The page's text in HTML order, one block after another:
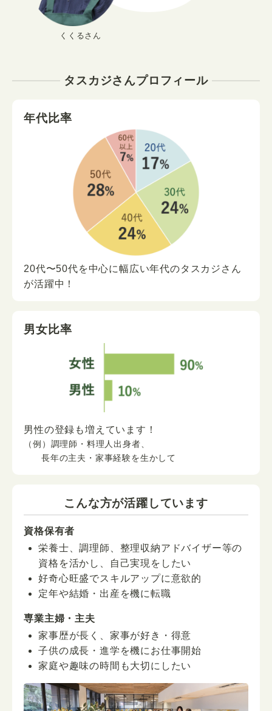
くくるさん
タスカジさんプロフィール
年代比率
20代〜50代を中心に幅広い年代のタスカジさん
が活躍中！
男女比率
男性の登録も増えています！
（例）調理師・料理人出身者、
長年の主夫・家事経験を生かして
こんな方が活躍しています
資格保有者
栄養士、調理師、整理収納アドバイザー等の
資格を活かし、自己実現をしたい
好奇心旺盛でスキルアップに意欲的
定年や結婚・出産を機に転職
専業主婦・主夫
家事歴が長く、家事が好き・得意
子供の成長・進学を機にお仕事開始
家庭や趣味の時間も大切にしたい